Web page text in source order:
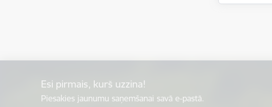
Esi pirmais, kurš uzzina!
Piesakies jaunumu saņemšanai savā e-pastā.